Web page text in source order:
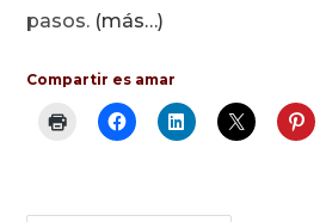
pasos. (más…)
Compartir es amar